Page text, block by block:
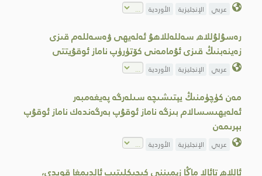
عربي الإنجليزية الأوردية
رەسۇلۇللاھ سەللەللاھۇ ئەلەيھى ۋەسەللەم قىزى
زەينەبنىڭ قىزى ئۇمامەنى كۆتۈرۈپ ناماز ئوقۇيتتى
عربي الإنجليزية الأوردية
مەن كۈچۈمنىڭ يېتىشىچە سىلەرگە پەيغەمبەر
ئەلەيھىسسالام بىزگە ناماز ئوقۇپ بەرگەندەك ناماز ئوقۇپ
بېرىمەن
عربي الإنجليزية الأوردية
ئاللاھ تائالا ماڭا زېمىننى كىچىكلىتىپ ئالدىمغا قويدى،